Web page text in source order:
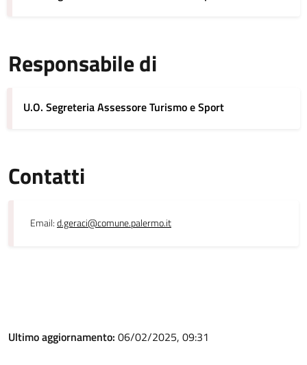
Responsabile di
U.O. Segreteria Assessore Turismo e Sport
Contatti
Email:d.geraci@comune.palermo.it
Ultimo aggiornamento: 06/02/2025, 09:31